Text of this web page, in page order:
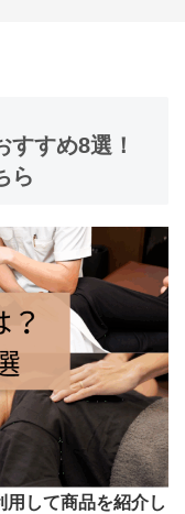
すめ8選！
ら
して商品を紹介し